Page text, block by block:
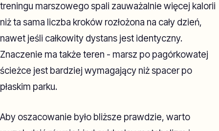
treningu marszowego spali zauważalnie więcej kalorii
niż ta sama liczba kroków rozłożona na cały dzień,
nawet jeśli całkowity dystans jest identyczny.
Znaczenie ma także teren - marsz po pagórkowatej
ścieżce jest bardziej wymagający niż spacer po
płaskim parku.
Aby oszacowanie było bliższe prawdzie, warto